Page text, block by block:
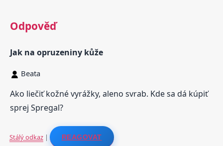
Odpověď
Jak na opruzeniny kůže
Beata
Ako liečiť kožné vyrážky, aleno svrab. Kde sa dá kúpiť
sprej Spregal?
Stálý odkaz| REAGOVAT